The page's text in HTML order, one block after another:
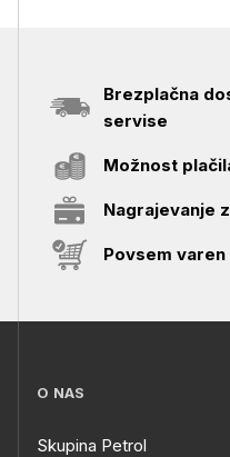
Brezplačna
servise
Možnost
Nagrajevanje
Povsem varen
O NAS
Skupina Petrol